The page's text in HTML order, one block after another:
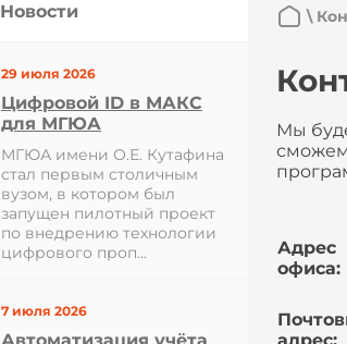
Новости
29 июля 2026
Цифровой ID в МАКС
для МГЮА
МГЮА имени О.Е. Кутафина
стал первым столичным
вузом, в котором был
запущен пилотный проект
по внедрению технологии
цифрового проп...
7 июля 2026
\
Мы
сможем
Адрес
офиса: